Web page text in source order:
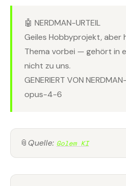
🤖 NERDMAN-URTEIL
Geiles Hobbyprojekt, aber
Thema vorbei — gehört in
nicht zu uns.
GENERIERT VON
opus-4-6
📎 Quelle: Golem KI